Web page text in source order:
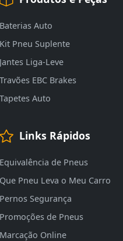
Baterias Auto
Kit Pneu Suplente
Jantes Liga-Leve
Travões EBC Brakes
Tapetes Auto
Links Rápidos
Equivalência de Pneus
Que Pneu Leva o Meu Carro
Pernos Segurança
Promoções de Pneus
Marcação Online